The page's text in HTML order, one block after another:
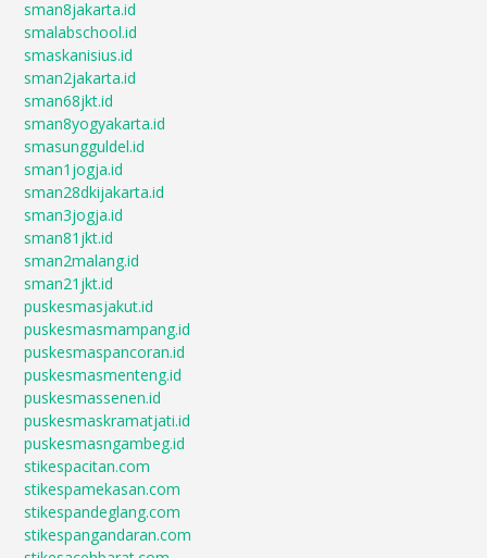
sman8jakarta.id
smalabschool.id
smaskanisius.id
sman2jakarta.id
sman68jkt.id
sman8yogyakarta.id
smasungguldel.id
sman1jogja.id
sman28dkijakarta.id
sman3jogja.id
sman81jkt.id
sman2malang.id
sman21jkt.id
puskesmasjakut.id
puskesmasmampang.id
puskesmaspancoran.id
puskesmasmenteng.id
puskesmassenen.id
puskesmaskramatjati.id
puskesmasngambeg.id
stikespacitan.com
stikespamekasan.com
stikespandeglang.com
stikespangandaran.com